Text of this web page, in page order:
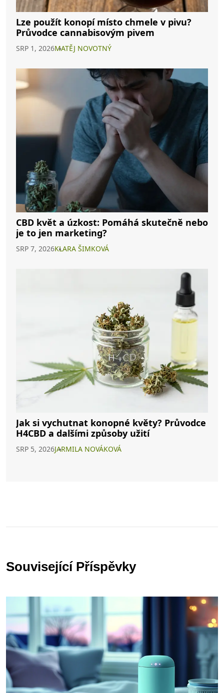
Lze použít konopí místo chmele v pivu?
Průvodce cannabisovým pivem
SRP 1, 2026MATĚJ NOVOTNÝ
CBD květ a úzkost: Pomáhá skutečně nebo
je to jen marketing?
SRP 7, 2026KLARA ŠIMKOVÁ
Jak si vychutnat konopné květy? Průvodce
H4CBD a dalšími způsoby užití
SRP 5, 2026JARMILA NOVÁKOVÁ
Související Příspěvky